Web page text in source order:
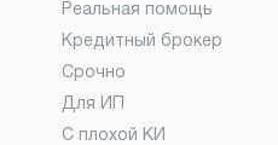
Реальная помощь
Кредитный брокер
Срочно
Для ИП
С плохой КИ